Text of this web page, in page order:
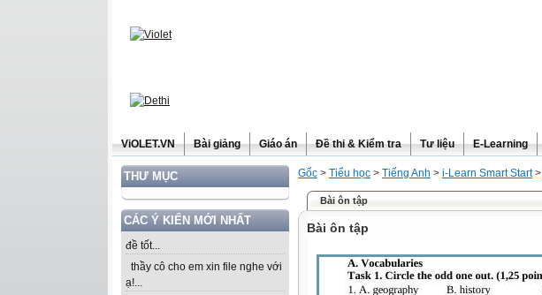
ViOLET.VN Bài giảng Giáo án Đề thi & Kiểm tra Tư liệu E-Learning
THƯ MỤC
CÁC Ý KIẾN MỚI NHẤT
đề tốt...
thầy cô cho em xin file nghe với
ạ!...
Gốc > Tiểu học > Tiếng Anh > i-Learn Smart Start>
Bài ôn tập
Bài ôn tập